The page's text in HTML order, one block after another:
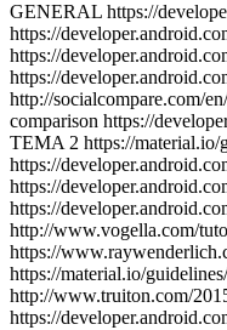
GENERAL https://
https://
https://
https://
http://socialcompare.com/
comparison https://
TEMA 2 https://material.io/
https://
https://
https://
http://www.vogella.com/
https://
https://material.io/
http://www.truiton.com/
https://